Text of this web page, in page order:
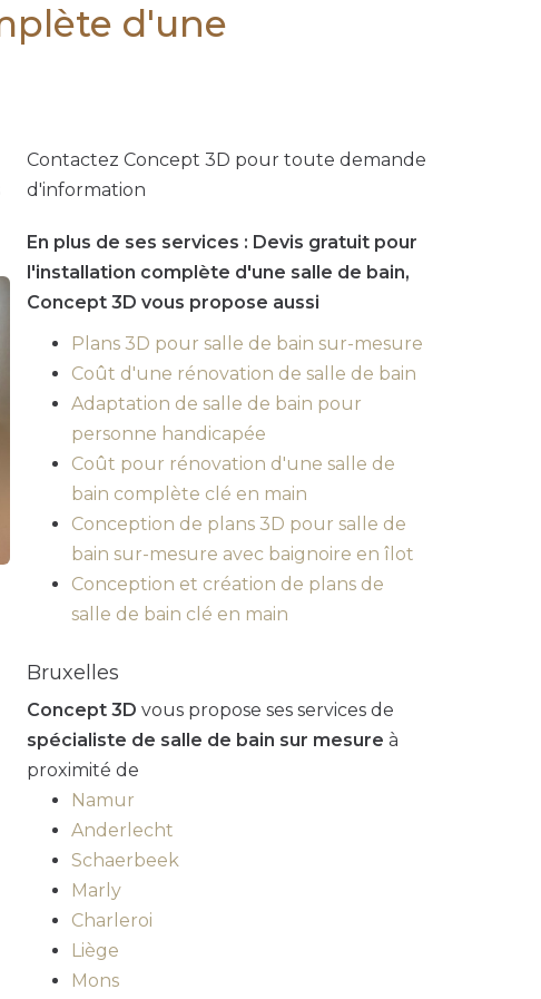
d'une
Contactez Concept 3D pour toute demande
d'information
En plus de ses services : Devis gratuit pour
l'installation complète d'une salle de bain,
Concept 3D vous propose aussi
Plans 3D pour salle de bain sur-mesure
Coût d'une rénovation de salle de bain
Adaptation de salle de bain pour
personne handicapée
Coût pour rénovation d'une salle de
bain complète clé en main
Conception de plans 3D pour salle de
bain sur-mesure avec baignoire en îlot
Conception et création de plans de
salle de bain clé en main
Bruxelles
Concept 3D vous propose ses services de
spécialiste de salle de bain sur mesure à
proximité de
Namur
Anderlecht
Schaerbeek
Marly
Charleroi
Liège
Mons